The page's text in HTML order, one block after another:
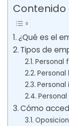
¿Qué es el
Tipos de
Personal
Personal
Personal
Cómo